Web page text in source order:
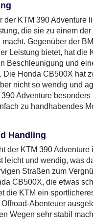
der KTM 390 Adventure
die sie zu einem der
Gegenüber der
Leistung bietet, hat die
Beschleunigung und
Die Honda CB500X hat
nicht so wendig und
Adventure besonders
zu handhabendes
Handling
der KTM 390 Adventure
leicht und wendig, was
Straßen zum
CB500X, die etwas
die KTM ein
Abenteuer
Wegen sehr stabil